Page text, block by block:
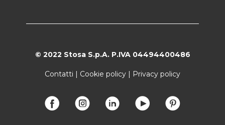
© 2022 Stosa S.p.A. P.IVA 04494400486
Contatti | Cookie policy | Privacy policy